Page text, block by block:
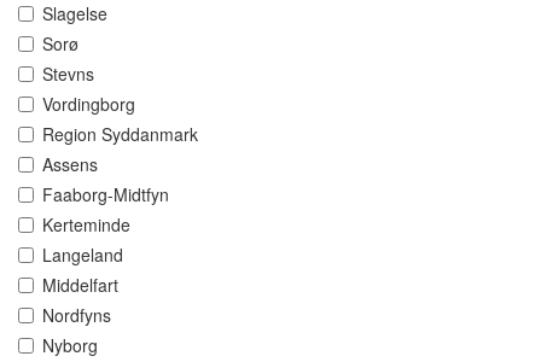
Slagelse
Sorø
Stevns
Vordingborg
Region Syddanmark
Assens
Faaborg-Midtfyn
Kerteminde
Langeland
Middelfart
Nordfyns
Nyborg